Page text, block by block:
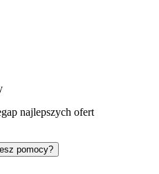
najlepszych ofert
pomocy?